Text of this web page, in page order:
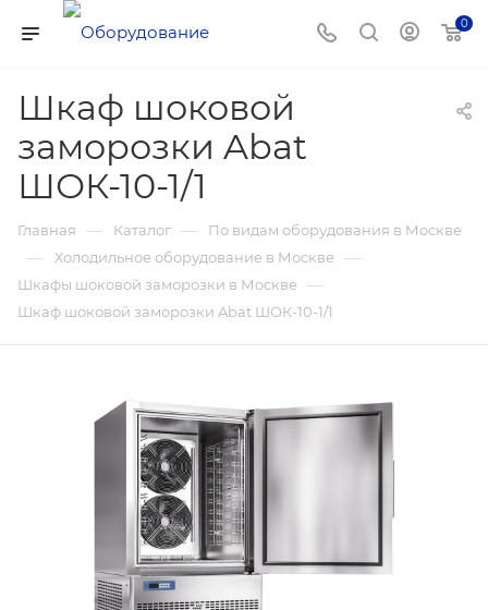
0
Шкаф шоковой
заморозки Abat
ШОК-10-1/1
Главная — Каталог — По видам оборудования в Москве
— Холодильное оборудование в Москве —
Шкафы шоковой заморозки в Москве —
Шкаф шоковой заморозки Abat ШОК-10-1/1